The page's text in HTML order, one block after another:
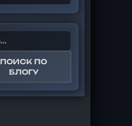
ПОИСК ПО
БЛОГУ